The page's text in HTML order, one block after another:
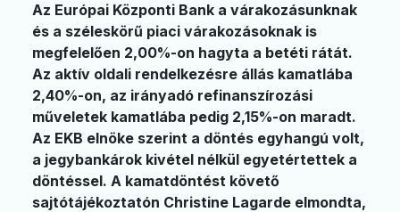
Az Európai Központi Bank a várakozásunknak
és a széleskörű piaci várakozásoknak is
megfelelően 2,00%-on hagyta a betéti rátát.
Az aktív oldali rendelkezésre állás kamatlába
2,40%-on, az irányadó refinanszírozási
műveletek kamatlába pedig 2,15%-on maradt.
Az EKB elnöke szerint a döntés egyhangú volt,
a jegybankárok kivétel nélkül egyetértettek a
döntéssel. A kamatdöntést követő
sajtótájékoztatón Christine Lagarde elmondta,